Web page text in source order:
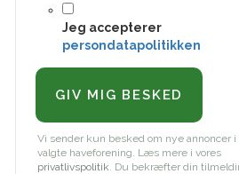
Jeg accepterer
persondatapolitikken
Vi sender kun besked om nye annoncer i
valgte haveforening. Læs mere i vores
privatlivspolitik. Du bekræfter din